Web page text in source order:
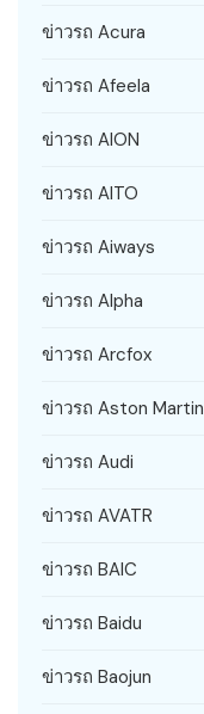
ข่าวรถ Acura
ข่าวรถ Afeela
ข่าวรถ AION
ข่าวรถ AITO
ข่าวรถ Aiways
ข่าวรถ Alpha
ข่าวรถ Arcfox
ข่าวรถ Aston Martin
ข่าวรถ Audi
ข่าวรถ AVATR
ข่าวรถ BAIC
ข่าวรถ Baidu
ข่าวรถ Baojun